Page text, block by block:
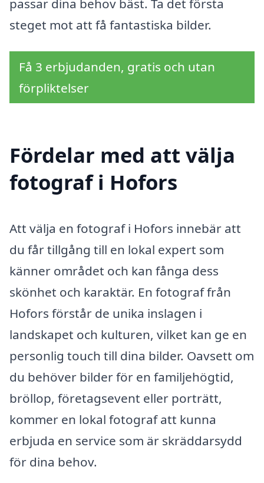
steget mot att få fantastiska bilder.
Få 3 erbjudanden, gratis och utan
förpliktelser
Fördelar med att välja
fotograf i Hofors
Att välja en fotograf i Hofors innebär att
du får tillgång till en lokal expert som
känner området och kan fånga dess
skönhet och karaktär. En fotograf från
Hofors förstår de unika inslagen i
landskapet och kulturen, vilket kan ge en
personlig touch till dina bilder. Oavsett om
du behöver bilder för en familjehögtid,
bröllop, företagsevent eller porträtt,
kommer en lokal fotograf att kunna
erbjuda en service som är skräddarsydd
för dina behov.